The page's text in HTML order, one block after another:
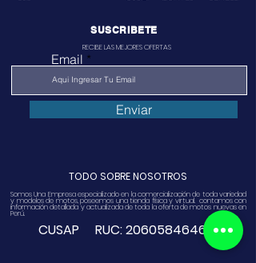
SUSCRIBETE
RECIBE LAS MEJORES OFERTAS
Email
Enviar
TODO SOBRE NOSOTROS
Somos Una Empresa especializado en la comercialización de toda variedad
y modelos de motos, poseemos una tienda física y virtual. contamos con
información detallada y actualizada de toda la oferta de motos nuevas en
Perú.
CUSAP RUC:20605846468